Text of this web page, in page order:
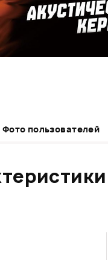
Фото пользователей